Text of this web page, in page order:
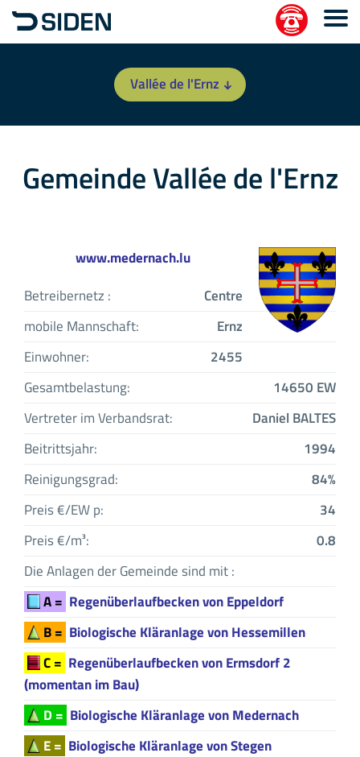
Vallée de l'Ernz
Gemeinde Vallée de l'Ernz
www.medernach.lu
Betreibernetz :
Centre
mobile Mannschaft:
Ernz
Einwohner:
2455
Gesamtbelastung:
14650 EW
Vertreter im Verbandsrat:
Daniel BALTES
Beitrittsjahr:
1994
Reinigungsgrad:
84%
Preis €/EW p:
34
Preis €/m³:
0.8
Die Anlagen der Gemeinde sind mit :
A = Regenüberlaufbecken von Eppeldorf
B = Biologische Kläranlage von Hessemillen
C = Regenüberlaufbecken von Ermsdorf 2
(momentan im Bau)
D = Biologische Kläranlage von Medernach
E = Biologische Kläranlage von Stegen